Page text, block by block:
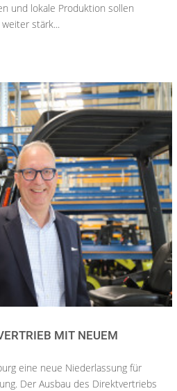
und lokale Produktion sollen
stärk...
MIT NEUEM
eine neue Niederlassung für
Der Ausbau des Direktvertriebs